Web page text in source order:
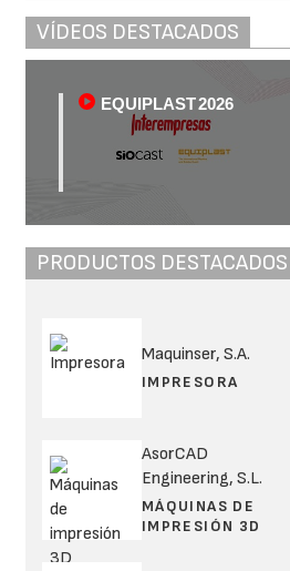
VÍDEOS DESTACADOS
EQUIPLAST 2026
PRODUCTOS DESTACADOS
Maquinser, S.A.
IMPRESORA
AsorCAD
Engineering, S.L.
MÁQUINAS DE
IMPRESIÓN 3D